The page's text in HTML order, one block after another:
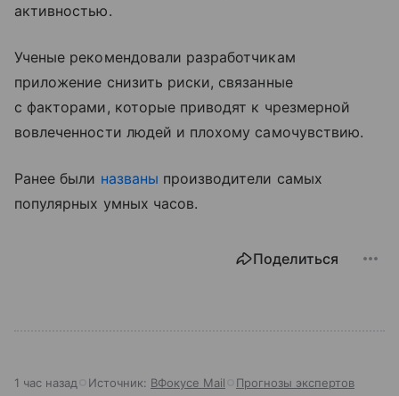
активностью.
Ученые рекомендовали разработчикам
приложение снизить риски, связанные
с факторами, которые приводят к чрезмерной
вовлеченности людей и плохому самочувствию.
Ранее были названы производители самых
популярных умных часов.
Поделиться
1 час назад Источник: ВФокусе Mail Прогнозы экспертов